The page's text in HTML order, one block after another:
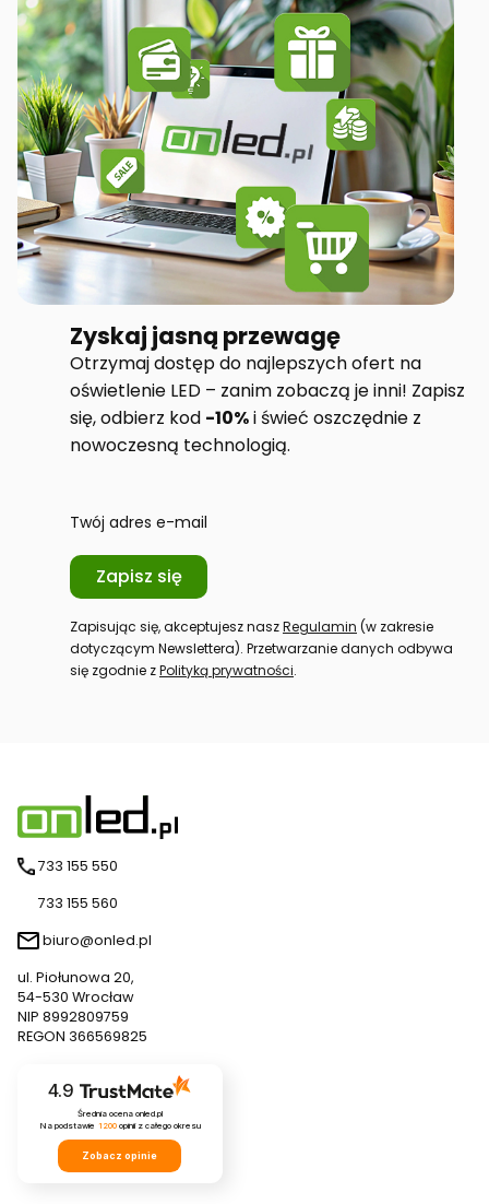
Zyskaj jasną przewagę
Otrzymaj dostęp do najlepszych ofert na
oświetlenie LED – zanim zobaczą je inni! Zapisz
się, odbierz kod -10%i świeć oszczędnie z
nowoczesną technologią.
Twój adres e-mail
Zapisz się
Zapisując się, akceptujesz naszRegulamin (w zakresie
dotyczącym Newslettera). Przetwarzanie danych odbywa
się zgodnie zPolityką prywatności.
733 155 550
733 155 560
biuro@onled.pl
ul. Piołunowa 20,
54-530 Wrocław
NIP 8992809759
REGON 366569825
4.9
Średnia ocena onled.pl
Na podstawie 1200opinii z całego okresu
Zobacz opinie